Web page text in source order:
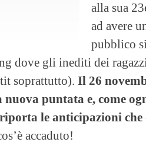
alla sua
ad avere
pubblico
dove gli inediti dei
soprattutto). Il 26
puntata e, come
le anticipazioni che
accaduto!